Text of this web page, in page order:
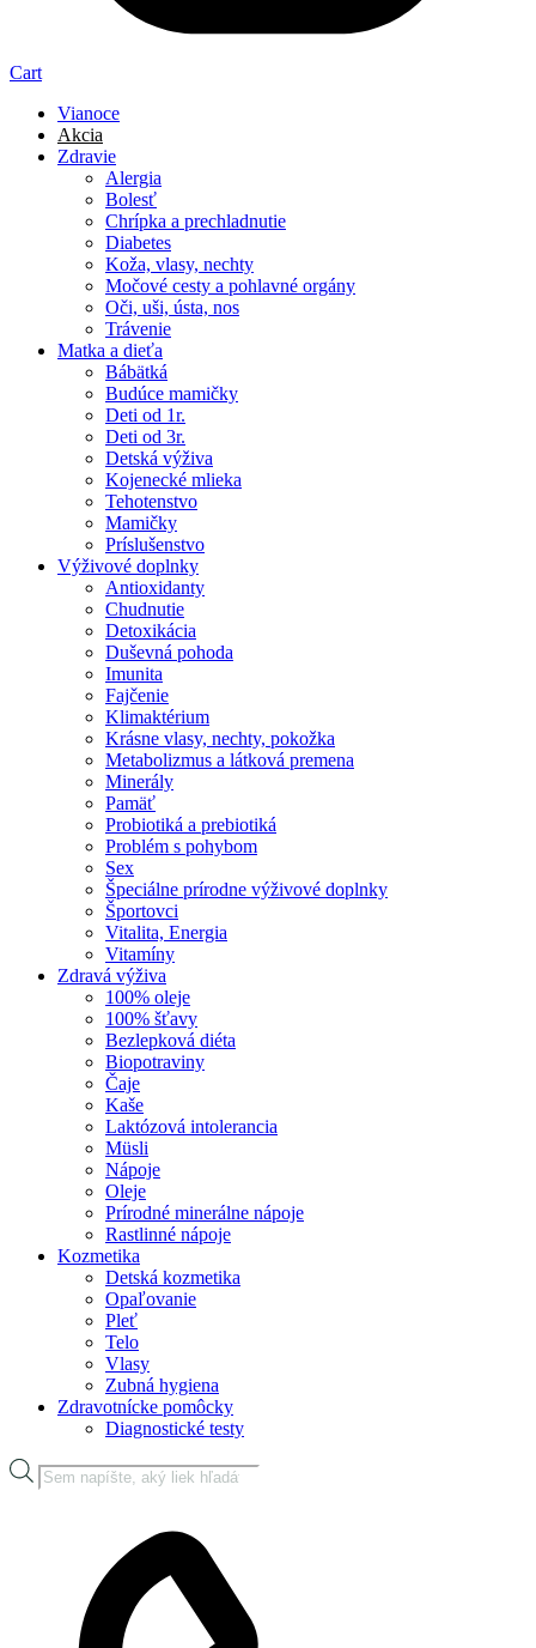
Cart
Vianoce
Akcia
Zdravie
Alergia
Bolesť
Chrípka a prechladnutie
Diabetes
Koža, vlasy, nechty
Močové cesty a pohlavné orgány
Oči, uši, ústa, nos
Trávenie
Matka a dieťa
Bábätká
Budúce mamičky
Deti od 1r.
Deti od 3r.
Detská výživa
Kojenecké mlieka
Tehotenstvo
Mamičky
Príslušenstvo
Výživové doplnky
Antioxidanty
Chudnutie
Detoxikácia
Duševná pohoda
Imunita
Fajčenie
Klimaktérium
Krásne vlasy, nechty, pokožka
Metabolizmus a látková premena
Minerály
Pamäť
Probiotiká a prebiotiká
Problém s pohybom
Sex
Špeciálne prírodne výživové doplnky
Športovci
Vitalita, Energia
Vitamíny
Zdravá výživa
100% oleje
100% šťavy
Bezlepková diéta
Biopotraviny
Čaje
Kaše
Laktózová intolerancia
Müsli
Nápoje
Oleje
Prírodné minerálne nápoje
Rastlinné nápoje
Kozmetika
Detská kozmetika
Opaľovanie
Pleť
Telo
Vlasy
Zubná hygiena
Zdravotnícke pomôcky
Diagnostické testy
Products
search